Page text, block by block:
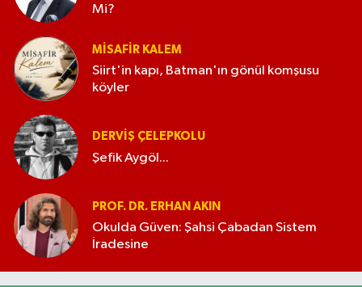
Mi?
MISAFIR KALEM
Siirt'in kapı, Batman'ın gönül komşusu
köyler
DERVIŞ ÇELEPKOLU
Şefik Aygöl...
PROF. DR. ERHAN AKIN
Okulda Güven: Şahsi Çabadan Sistem
İradesine